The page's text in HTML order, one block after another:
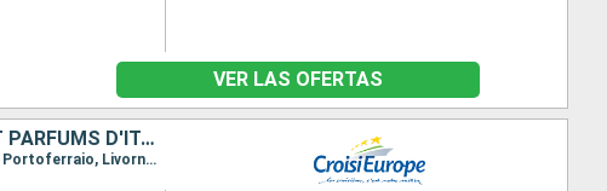
VER LAS OFERTAS
ARTS & SPLENDEURS MÉDITERRANÉENNES : CORSE, SARDAIGNE ET PARFUMS D'ITALIE - ESCALES D'EXCEPTION DE NAPOLÉON AUX MÉDICIS : ROME, PISE, NAPLES, CASTELSARDO ET AJACCIO (FORMULE PORT-PORT)
Itinerario : Port Vendres, Ajaccio, Porto Torres, Cagliari, Nápoles, Civitavecchia - Roma, Portoferraio, Livorno, Niza